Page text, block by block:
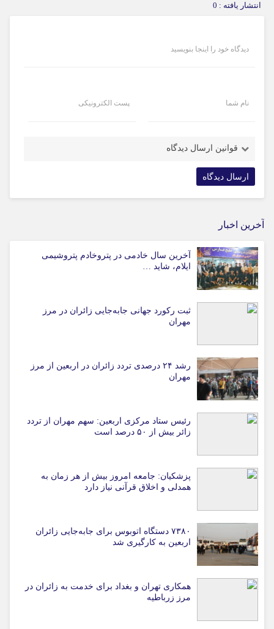
انتشار یافته : 0
دیدگاه خود را اینجا بنویسید
نام شما پست الکترونیکی
قوانین ارسال دیدگاه
آخرین اخبار
آخرین سال خادمی در پتروخادم پتروشیمی
ایلام، شاید …
ثبت رکورد جهانی جابه‌جایی زائران در مرز
مهران
رشد ۲۴ درصدی تردد زائران در اربعین از مرز
مهران
رئیس ستاد مرکزی اربعین: سهم مهران از تردد
زائر بیش از ۵۰ درصد است
پزشکیان: جامعه امروز بیش از هر زمان به
همدلی و اخلاق قرآنی نیاز دارد
۷۳۸۰ دستگاه اتوبوس برای جابه‌جایی زائران
اربعین به‌ کارگیری شد
همکاری تهران و بغداد برای خدمت به زائران در
مرز زرباطیه